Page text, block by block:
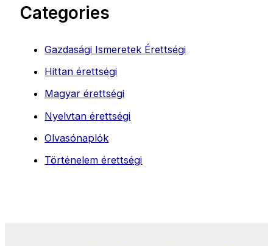
Categories
Gazdasági Ismeretek Érettségi
Hittan érettségi
Magyar érettségi
Nyelvtan érettségi
Olvasónaplók
Történelem érettségi